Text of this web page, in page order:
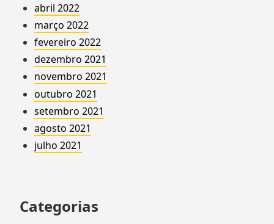
abril 2022
março 2022
fevereiro 2022
dezembro 2021
novembro 2021
outubro 2021
setembro 2021
agosto 2021
julho 2021
Categorias